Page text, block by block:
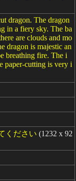
dragon. The dragon
in a fiery sky. The ba
are clouds and mo
dragon is majestic an
breathing fire. The i
paper-cutting is very i
ください (1232 x 92